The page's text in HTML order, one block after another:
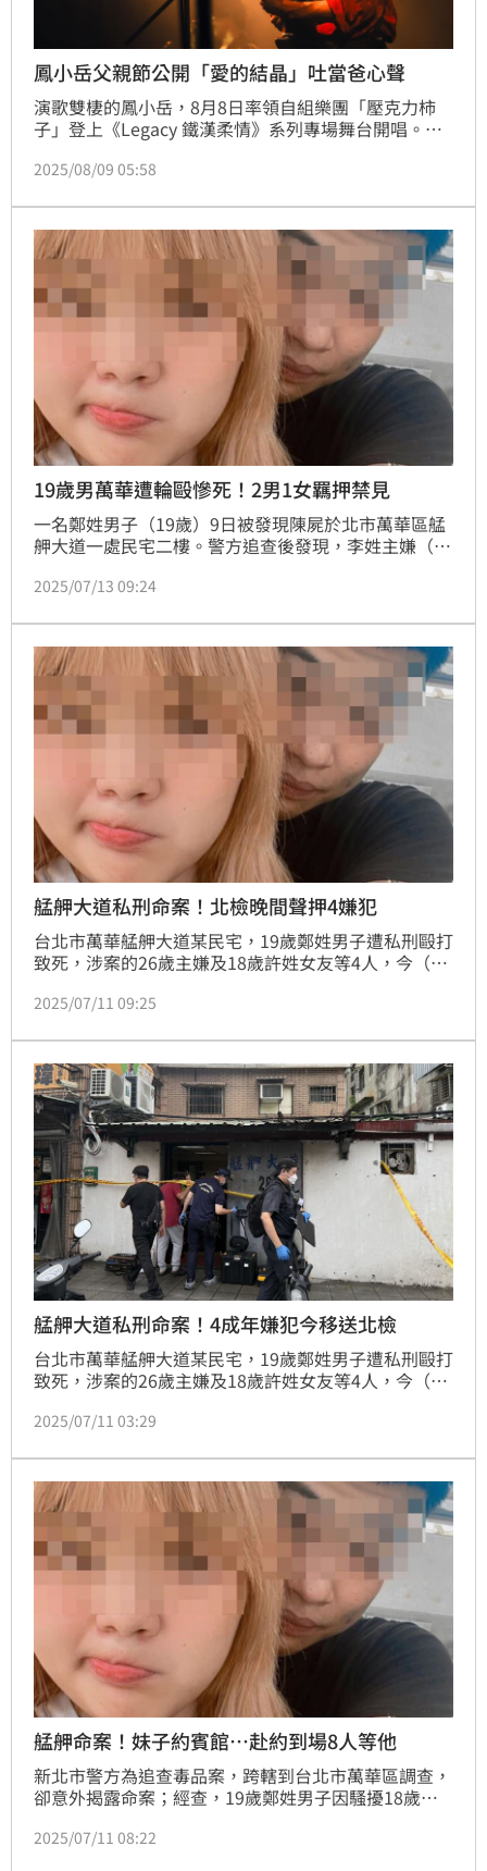
鳳小岳父親節公開「愛的結晶」吐當爸心聲
演歌雙棲的鳳小岳，8月8日率領自組樂團「壓克力柿
子」登上《Legacy 鐵漢柔情》系列專場舞台開唱。因
露自身過去與父親的關係，也親吐「成為父親是我最大
親表達愛意，場面難得動人溫馨。
2025/08/09 05:58
19歲男萬華遭輪毆慘死！2男1女羈押禁見
一名鄭姓男子（19歲）9日被發現陳屍於北市萬華區艋
舺大道一處民宅二樓。警方追查後發現，李姓主嫌（26
將鄭男押到民宅，並將鄭男凌虐、毆打致死。警方隨即
署；台北地院複訊後，昨（12）日裁定2男1女羈押禁
見，另1女則以10萬元交保。
2025/07/13 09:24
艋舺大道私刑命案！北檢晚間聲押4嫌犯
台北市萬華艋舺大道某民宅，19歲鄭姓男子遭私刑毆打
致死，涉案的26歲主嫌及18歲許姓女友等4人，今（11
2025/07/11 09:25
艋舺大道私刑命案！4成年嫌犯今移送北檢
台北市萬華艋舺大道某民宅，19歲鄭姓男子遭私刑毆打
致死，涉案的26歲主嫌及18歲許姓女友等4人，今（11
2025/07/11 03:29
艋舺命案！妹子約賓館…赴約到場8人等他
新北市警方為追查毒品案，跨轄到台北市萬華區調查，
卻意外揭露命案；經查，19歲鄭姓男子因騷擾18歲許
名義邀約人到賓館，鄭男赴約卻成了「桃花死劫」；現
2025/07/11 08:22